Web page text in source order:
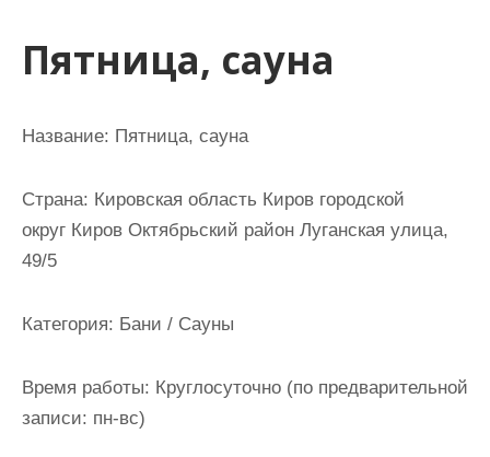
Пятница, сауна
Название: Пятница, сауна
Страна: Кировская область Киров городской
округ Киров Октябрьский район Луганская улица,
49/5
Категория: Бани / Сауны
Время работы: Круглосуточно (по предварительной
записи: пн-вс)